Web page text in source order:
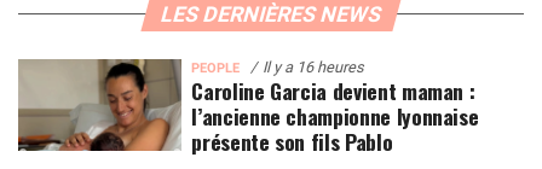
LES DERNIÈRES NEWS
PEOPLE Il y a 16 heures
Caroline Garcia devient maman :
l’ancienne championne lyonnaise
présente son fils Pablo